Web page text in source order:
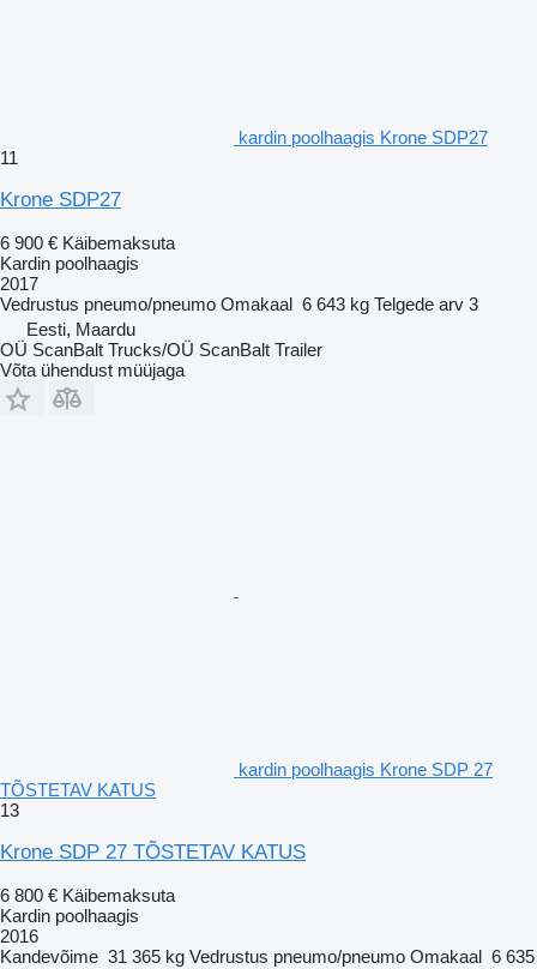
kardin poolhaagis Krone SDP27
11
Krone SDP27
6 900 € Käibemaksuta
Kardin poolhaagis
2017
Vedrustus pneumo/pneumo Omakaal 6 643 kg Telgede arv 3
Eesti, Maardu
OÜ ScanBalt Trucks/OÜ ScanBalt Trailer
Võta ühendust müüjaga
kardin poolhaagis Krone SDP 27
TÕSTETAV KATUS
13
Krone SDP 27 TÕSTETAV KATUS
6 800 € Käibemaksuta
Kardin poolhaagis
2016
Kandevõime 31 365 kg Vedrustus pneumo/pneumo Omakaal 6 635